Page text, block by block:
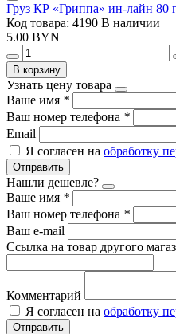
Груз КР «Гриппа» ин-лайн 80
Код товара: 4190 В наличии
5.00 BYN
В корзину
Узнать цену товара
Ваше имя *
Ваш номер телефона *
Email
Я согласен на обработку
Отправить
Нашли дешевле?
Ваше имя *
Ваш номер телефона *
Ваш e-mail
Ссылка на товар другого
Комментарий
Я согласен на обработку
Отправить